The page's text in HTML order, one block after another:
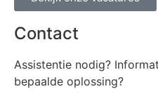
Contact
Assistentie nodig?
bepaalde oplossing?